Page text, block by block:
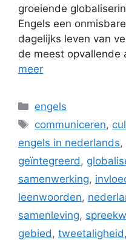
groeiende
Engels een
dagelijks leven van
de meest opvallende
meer
Categorieën
engels
Tags
communiceren,
engels in nederlands,
geïntegreerd ,
samenwerking,
leenwoorden,
samenleving,
gebied , tweetaligheid ,